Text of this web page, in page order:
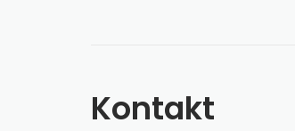
Kontakt